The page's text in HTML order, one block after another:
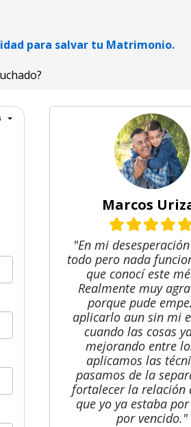
para salvar tu Matrimonio.
Marcos
"En mi
todo pero nada
que conocí este
Realmente muy
porque pude
aplicarlo aun sin mi
cuando las cosas
mejorando entre
aplicamos las
pasamos de la
fortalecer la relación
que yo ya estaba
por vencido."